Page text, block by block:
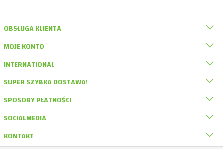
OBSŁUGA KLIENTA
MOJE KONTO
INTERNATIONAL
SUPER SZYBKA DOSTAWA!
SPOSOBY PŁATNOŚCI
SOCIALMEDIA
KONTAKT